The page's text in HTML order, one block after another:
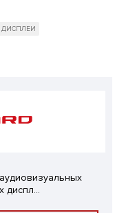
ДИСПЛЕИ
диспл...